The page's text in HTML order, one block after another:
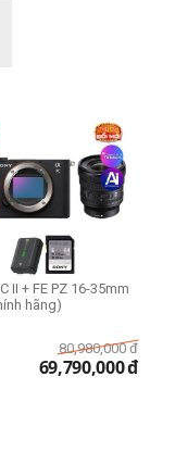
II + FE PZ 16-35mm
hãng)
80,980,000 đ
69,790,000đ